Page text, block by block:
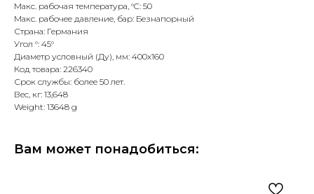
Макс. рабочая температура, °C: 50
Макс. рабочее давление, бар: Безнапорный
Страна: Германия
Угол °: 45°
Диаметр условный (Ду), мм: 400х160
Код товара: 226340
Срок службы: более 50 лет.
Вес, кг: 13,648
Weight: 13648 g
Вам может понадобиться: